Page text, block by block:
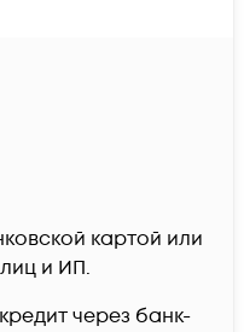
картой или
и ИП.
через банк-